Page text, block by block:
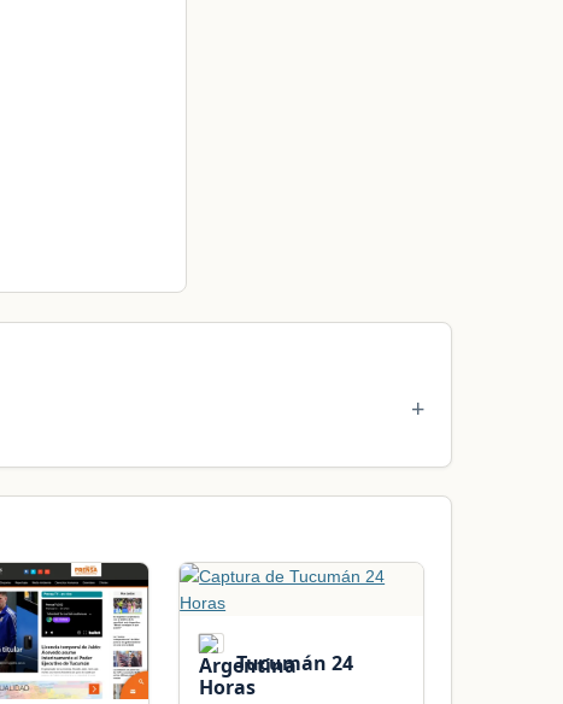
Tucumán 24
Horas